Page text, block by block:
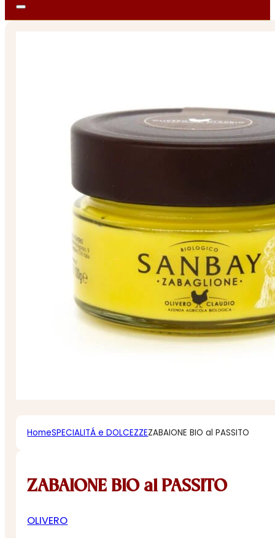
HomeSPECIALITÁ e DOLCEZZEZABAIONE BIO al PASSITO
ZABAIONE BIO al PASSITO
OLIVERO